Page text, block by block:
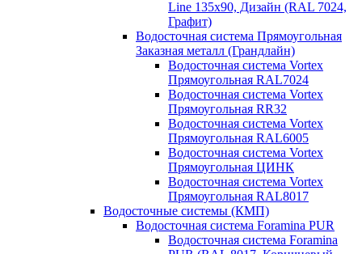
Line 135х90, Дизайн (RAL 7024,
Графит)
Водосточная система Прямоугольная
Заказная металл (Грандлайн)
Водосточная система Vortex
Прямоугольная RAL7024
Водосточная система Vortex
Прямоугольная RR32
Водосточная система Vortex
Прямоугольная RAL6005
Водосточная система Vortex
Прямоугольная ЦИНК
Водосточная система Vortex
Прямоугольная RAL8017
Водосточные системы (КМП)
Водосточная система Foramina PUR
Водосточная система Foramina